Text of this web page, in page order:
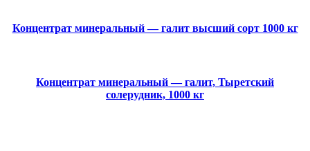
Концентрат минеральный — галит высший сорт 1000 кг
Концентрат минеральный — галит, Тыретский
солерудник, 1000 кг